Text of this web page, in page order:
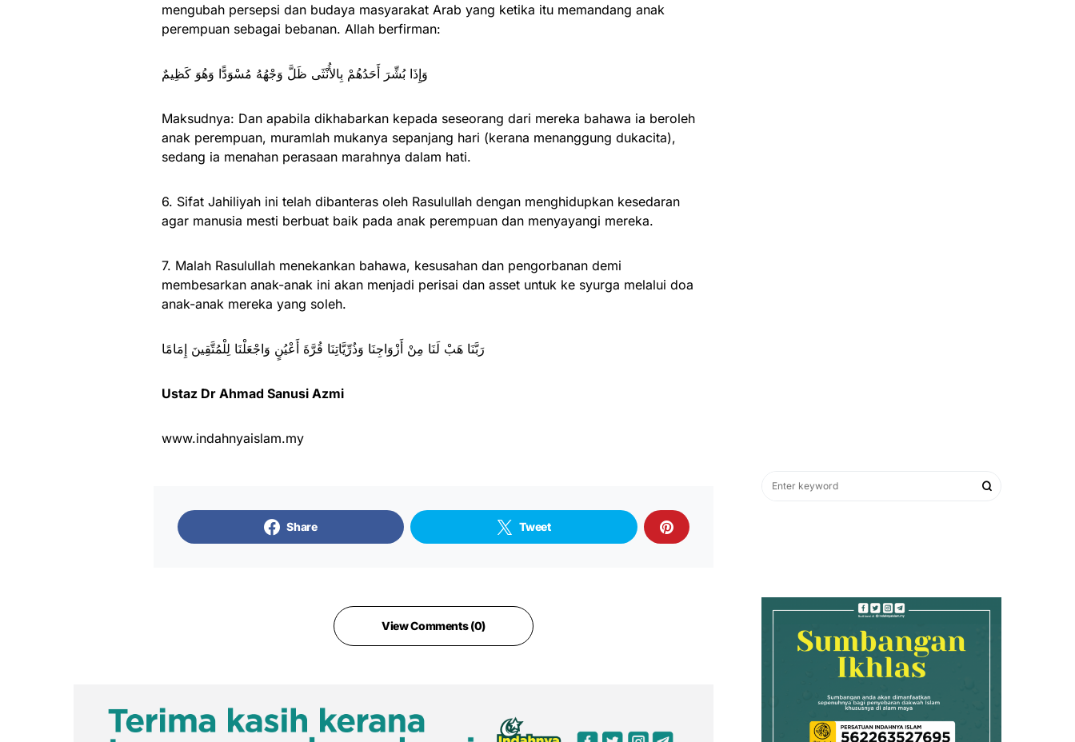
mengubah persepsi dan budaya masyarakat Arab yang ketika itu memandang anak
perempuan sebagai bebanan. Allah berfirman:
وَإِذَا بُشِّرَ أَحَدُهُمْ بِالأُنْثَى ظَلَّ وَجْهُهُ مُسْوَدًّا وَهُوَ كَظِيمٌ
Maksudnya: Dan apabila dikhabarkan kepada seseorang dari mereka bahawa ia beroleh
anak perempuan, muramlah mukanya sepanjang hari (kerana menanggung dukacita),
sedang ia menahan perasaan marahnya dalam hati.
6. Sifat Jahiliyah ini telah dibanteras oleh Rasulullah dengan menghidupkan kesedaran
agar manusia mesti berbuat baik pada anak perempuan dan menyayangi mereka.
7. Malah Rasulullah menekankan bahawa, kesusahan dan pengorbanan demi
membesarkan anak-anak ini akan menjadi perisai dan asset untuk ke syurga melalui doa
anak-anak mereka yang soleh.
رَبَّنَا هَبْ لَنَا مِنْ أَزْوَاجِنَا وَذُرِّيَّاتِنَا قُرَّةَ أَعْيُنٍ وَاجْعَلْنَا لِلْمُتَّقِينَ إِمَامًا
Ustaz Dr Ahmad Sanusi Azmi
www.indahnyaislam.my
Share Tweet
View Comments (0)